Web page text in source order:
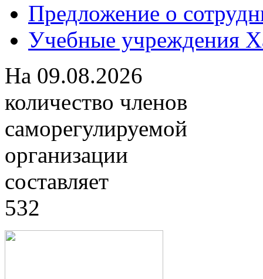
Предложение о
Учебные учреждения
На 09.08.2026
количество членов
саморегулируемой
организации
составляет
532